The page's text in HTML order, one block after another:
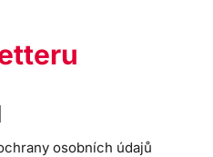
osobních údajů